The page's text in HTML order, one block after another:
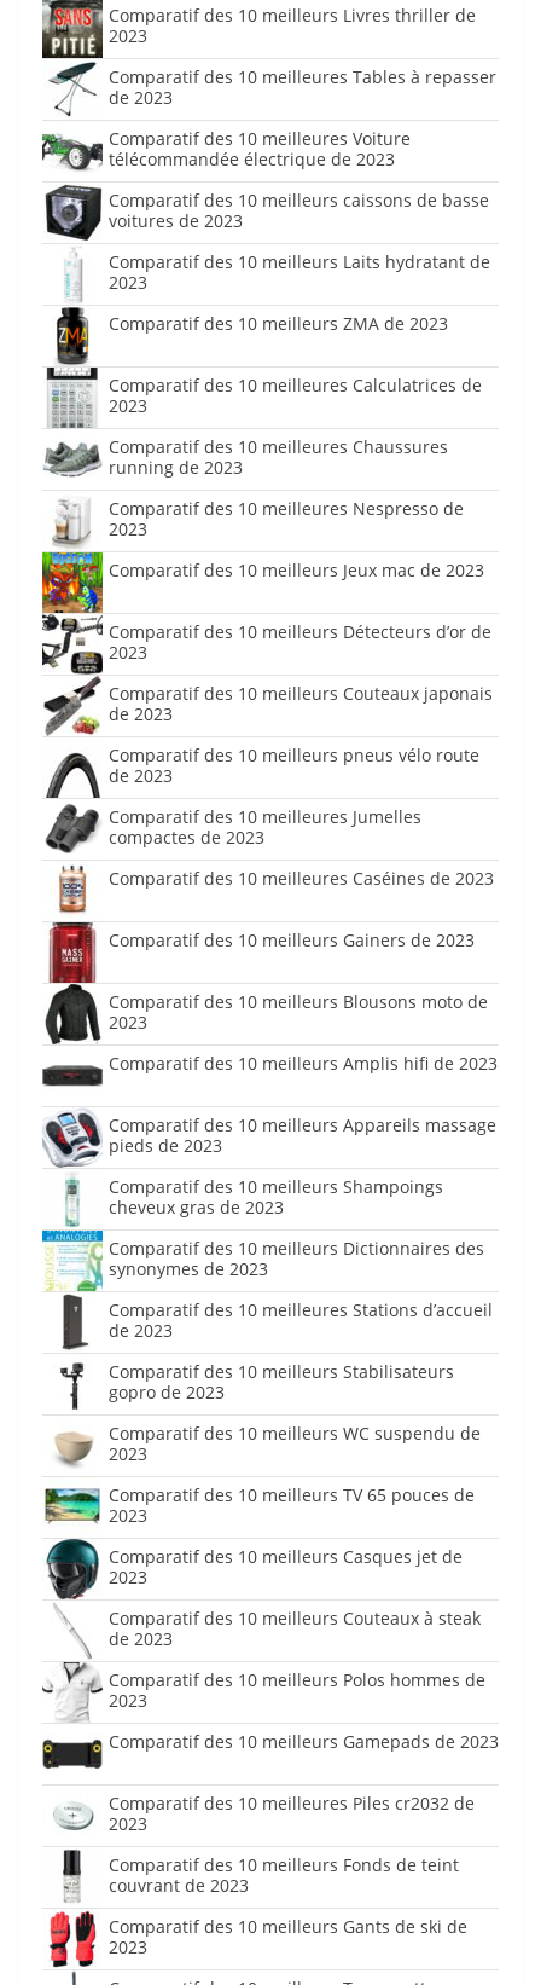
Comparatif des 10 meilleurs Livres thriller de
2023
Comparatif des 10 meilleures Tables à repasser
de 2023
Comparatif des 10 meilleures Voiture
télécommandée électrique de 2023
Comparatif des 10 meilleurs caissons de basse
voitures de 2023
Comparatif des 10 meilleurs Laits hydratant de
2023
Comparatif des 10 meilleurs ZMA de 2023
Comparatif des 10 meilleures Calculatrices de
2023
Comparatif des 10 meilleures Chaussures
running de 2023
Comparatif des 10 meilleures Nespresso de
2023
Comparatif des 10 meilleurs Jeux mac de 2023
Comparatif des 10 meilleurs Détecteurs d’or de
2023
Comparatif des 10 meilleurs Couteaux japonais
de 2023
Comparatif des 10 meilleurs pneus vélo route
de 2023
Comparatif des 10 meilleures Jumelles
compactes de 2023
Comparatif des 10 meilleures Caséines de 2023
Comparatif des 10 meilleurs Gainers de 2023
Comparatif des 10 meilleurs Blousons moto de
2023
Comparatif des 10 meilleurs Amplis hifi de 2023
Comparatif des 10 meilleurs Appareils massage
pieds de 2023
Comparatif des 10 meilleurs Shampoings
cheveux gras de 2023
Comparatif des 10 meilleurs Dictionnaires des
synonymes de 2023
Comparatif des 10 meilleures Stations d’accueil
de 2023
Comparatif des 10 meilleurs Stabilisateurs
gopro de 2023
Comparatif des 10 meilleurs WC suspendu de
2023
Comparatif des 10 meilleurs TV 65 pouces de
2023
Comparatif des 10 meilleurs Casques jet de
2023
Comparatif des 10 meilleurs Couteaux à steak
de 2023
Comparatif des 10 meilleurs Polos hommes de
2023
Comparatif des 10 meilleurs Gamepads de 2023
Comparatif des 10 meilleures Piles cr2032 de
2023
Comparatif des 10 meilleurs Fonds de teint
couvrant de 2023
Comparatif des 10 meilleurs Gants de ski de
2023